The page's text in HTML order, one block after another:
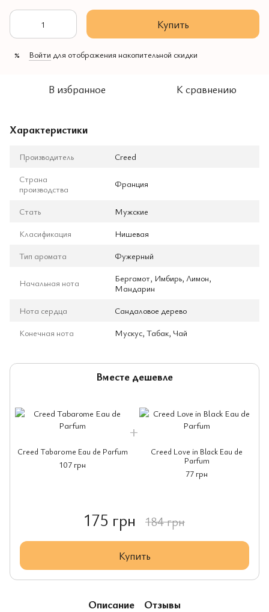
Купить
% Войти для отображения накопительной скидки
В избранное К сравнению
Характеристики
Производитель
Creed
Страна
производства
Франция
Стать
Мужские
Класификация
Нишевая
Тип аромата
Фужерный
Начальная нота
Бергамот, Имбирь, Лимон,
Мандарин
Нота сердца
Сандаловое дерево
Конечная нота
Мускус, Табак, Чай
Вместе дешевле
Creed Tabarome Eau de Parfum
107 грн
Creed Love in Black Eau de
Parfum
77 грн
175 грн 184 грн
Купить
Описание Отзывы